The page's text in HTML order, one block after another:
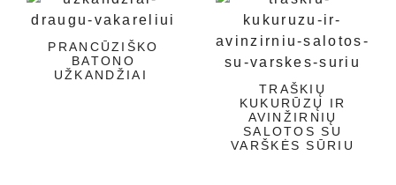
PRANCŪZIŠKO
BATONO
UŽKANDŽIAI
TRAŠKIŲ
KUKURŪZŲ IR
AVINŽIRNIŲ
SALOTOS SU
VARŠKĖS SŪRIU